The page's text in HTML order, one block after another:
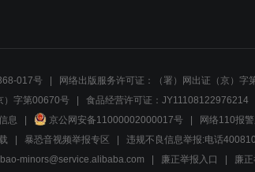
017号 网络出版服务许可证：（署）网出证（京）字
）字第00670号 食品经营许可证：JY11108122976214
息 京公网安备11000002000017号 网络110报
暴恐音视频举报专区
违规不良信息举报:电话
minors@service.alibaba.com 廉正举报入口 廉